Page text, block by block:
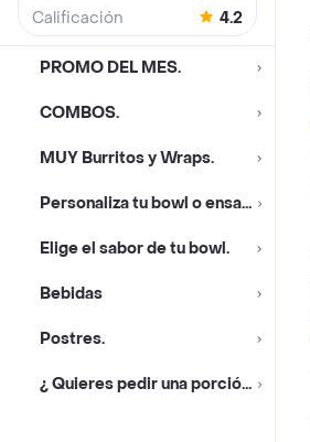
Calificación 4.2
PROMO DEL MES.
COMBOS.
MUY Burritos y Wraps.
Personaliza tu bowl o ensalada.
Elige el sabor de tu bowl.
Bebidas
Postres.
¿ Quieres pedir una porción ?